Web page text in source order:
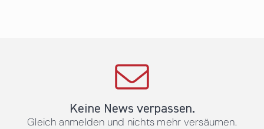
Keine News verpassen.
Gleich anmelden und nichts mehr versäumen.